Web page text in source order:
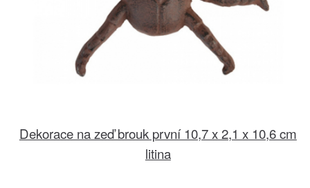
Dekorace na zeď brouk první 10,7 x 2,1 x 10,6 cm
litina